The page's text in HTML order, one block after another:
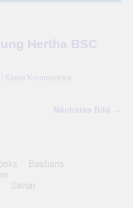
Hertha BSC
Keine Kommentare
Nächstes Bild →